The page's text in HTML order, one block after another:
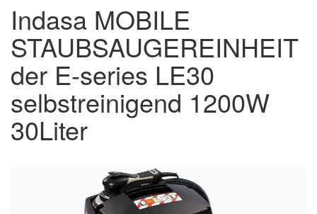
Spachteln
Lackieren
Polieren
Malerbedarf & Zubehör
Lackierpistolen
Drucklufttechnik
Indasa MOBILE
STAUBSAUGEREINHEIT
der E-series LE30
selbstreinigend 1200W
30Liter